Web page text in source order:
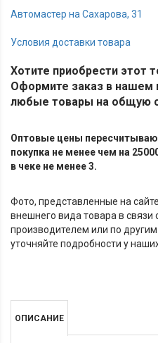
Автомастер на Сахарова, 31
Условия доставки товара
Хотите приобрести этот
Оформите заказ в нашем
любые товары на общую
Оптовые цены
покупка не менее чем на
в чеке не менее 3.
Фото, представленные на
внешнего вида товара в связи
производителем или по
уточняйте подробности у
ОПИСАНИЕ